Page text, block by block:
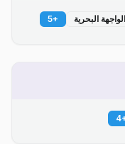
الواجهة البحرية +
5
4